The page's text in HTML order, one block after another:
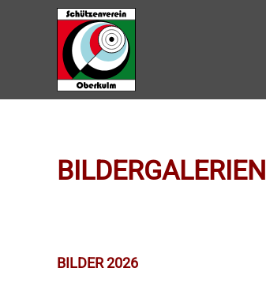
Zum Hauptinhalt springen
BILDERGALERIEN
BILDER 2026